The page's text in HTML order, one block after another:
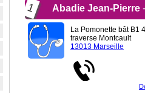
1 Abadie Jean-Pierre
La Pomonette bât B1
traverse Montcault
13013 Marseille